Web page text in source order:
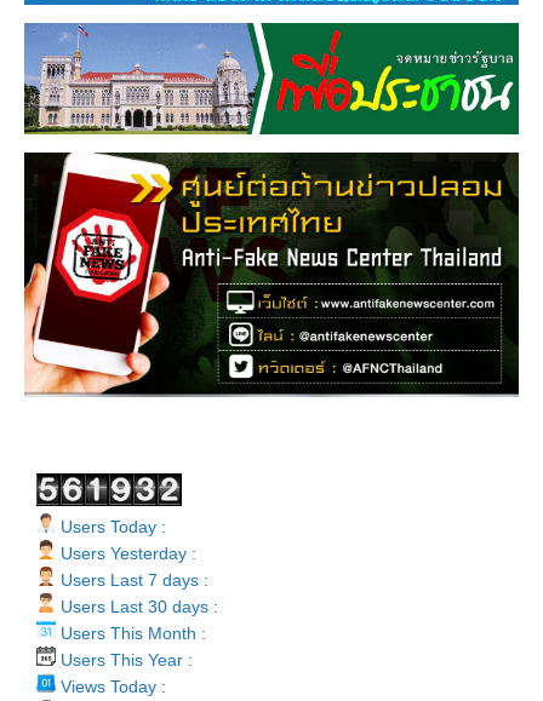
Users Today :
Users Yesterday :
Users Last 7 days :
Users Last 30 days :
Users This Month :
Users This Year :
Views Today :